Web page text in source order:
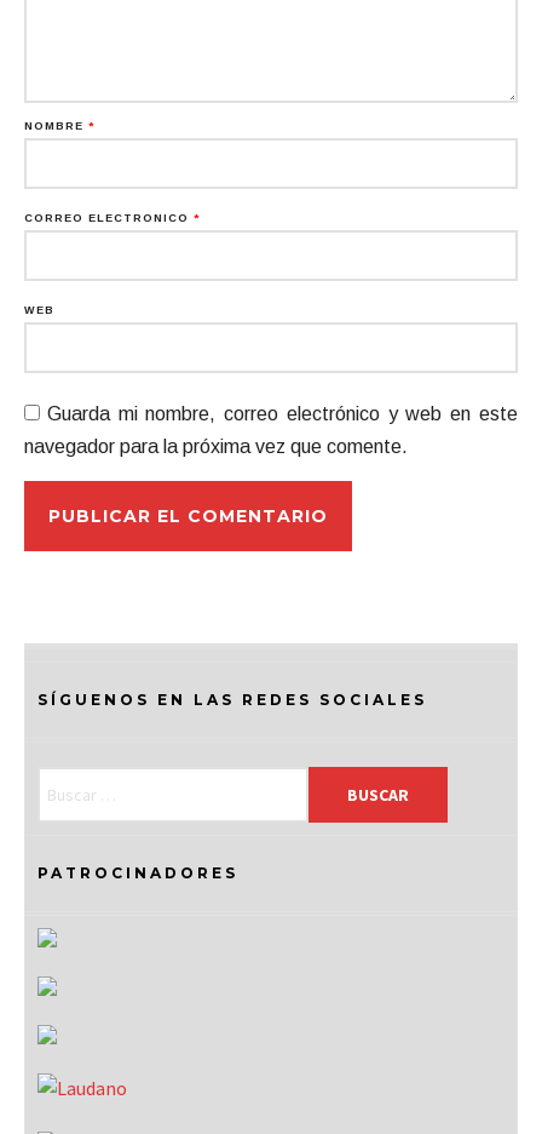
NOMBRE *
CORREO ELECTRÓNICO *
WEB
Guarda mi nombre, correo electrónico y web en este
navegador para la próxima vez que comente.
SÍGUENOS EN LAS REDES SOCIALES
PATROCINADORES